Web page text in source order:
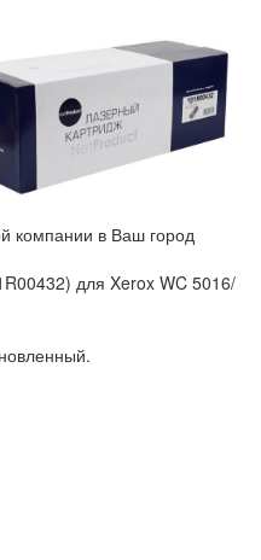
компании в Ваш город
для Xerox WC 5016/